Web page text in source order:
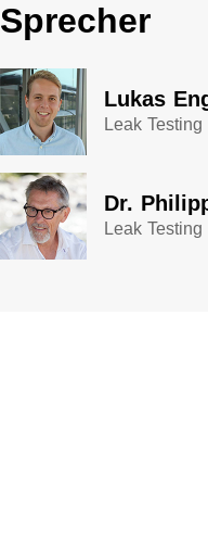
Sprecher
Lukas
Leak
Dr.
Leak